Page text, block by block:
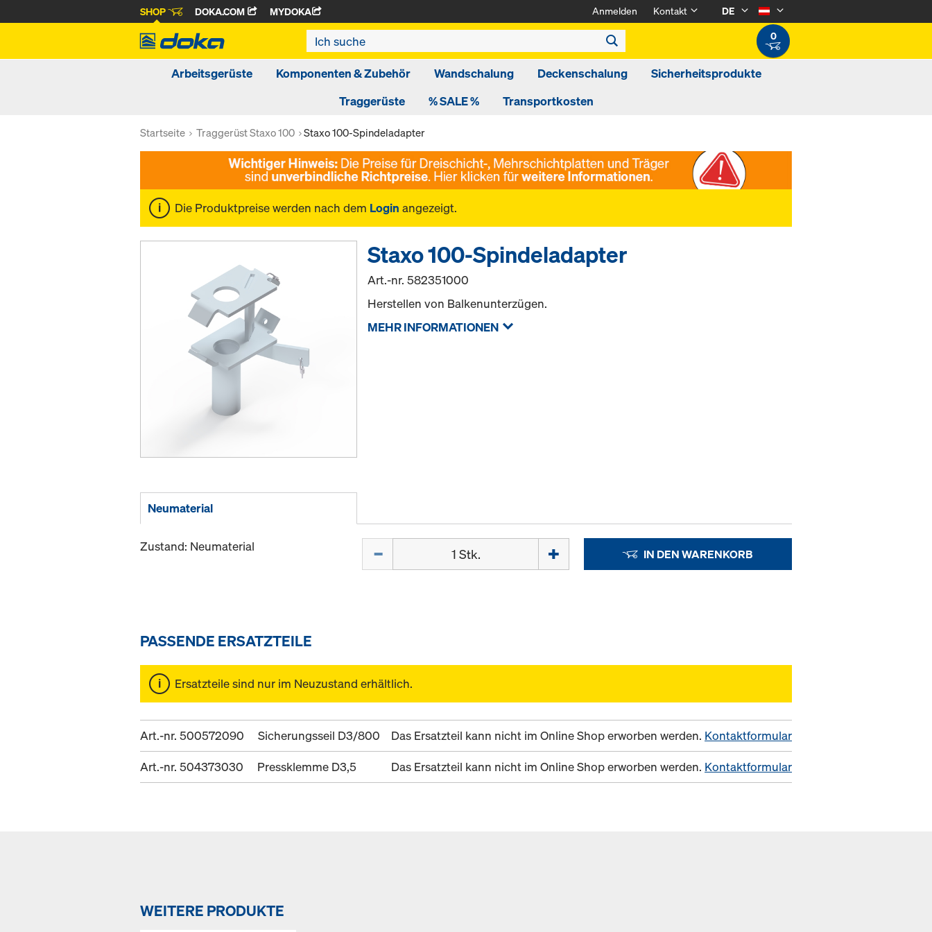
SHOP DOKA.COM MYDOKA Anmelden Kontakt
DE
0
Arbeitsgerüste Komponenten & Zubehör Wandschalung Deckenschalung
Sicherheitsprodukte
Traggerüste
% SALE % Transportkosten
Startseite Traggerüst Staxo 100 Staxo 100-Spindeladapter
Die Produktpreise werden nach dem Login angezeigt.
Staxo 100-Spindeladapter
Art.-nr.582351000
Herstellen von Balkenunterzügen.
MEHR INFORMATIONEN
Neumaterial
Zustand: Neumaterial IN DEN WARENKORB
PASSENDE ERSATZTEILE
Ersatzteile sind nur im Neuzustand erhältlich.
Art.-nr. 500572090 Sicherungsseil D3/800 Das Ersatzteil kann nicht im Online Shop erworben werden. Kontaktformular
Art.-nr. 504373030
Pressklemme D3,5 Das Ersatzteil kann nicht im Online Shop erworben werden. Kontaktformular
WEITERE PRODUKTE